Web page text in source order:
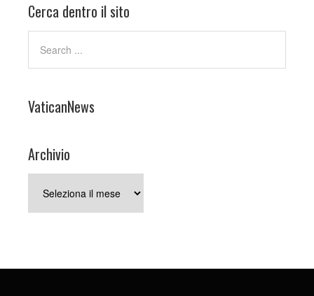
Cerca dentro il sito
VaticanNews
Archivio